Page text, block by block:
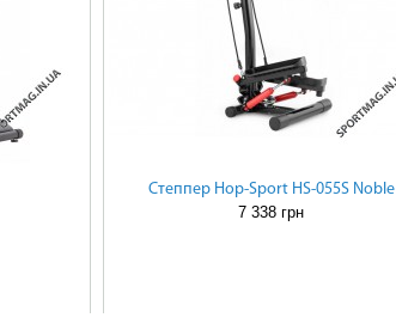
Степпер Hop-Sport HS-055S Noble
7 338 грн